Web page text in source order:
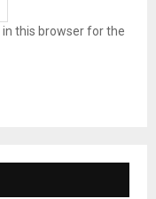
this browser for the